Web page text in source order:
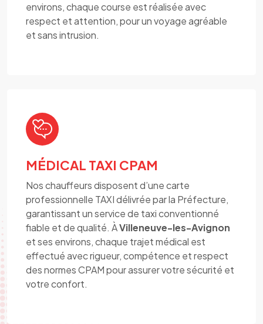
environs, chaque course est réalisée avec
respect et attention, pour un voyage agréable
et sans intrusion.
MÉDICAL TAXI CPAM
Nos chauffeurs disposent d’une carte
professionnelle TAXI délivrée par la Préfecture,
garantissant un service de taxi conventionné
fiable et de qualité. ÀVilleneuve-les-Avignon
et ses environs, chaque trajet médical est
effectué avec rigueur, compétence et respect
des normes CPAM pour assurer votre sécurité et
votre confort.